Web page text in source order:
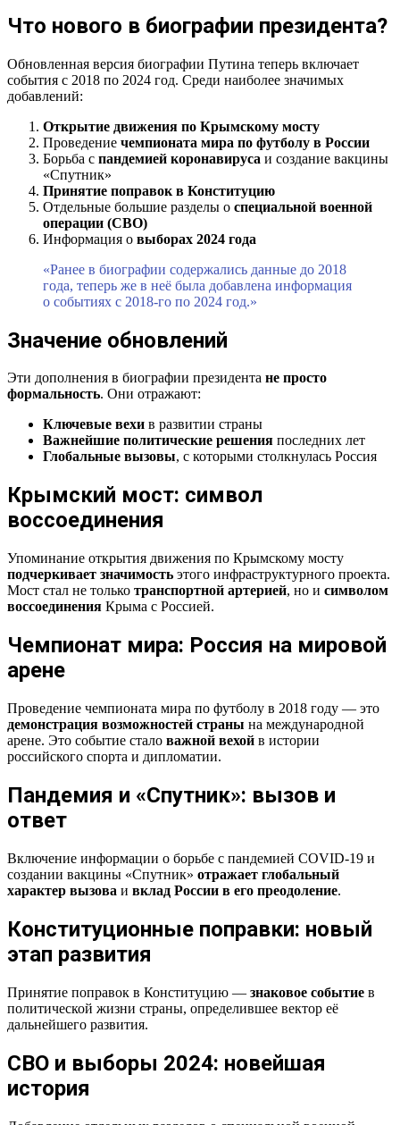
Конституционные поправки: новый этап развития
СВО и выборы 2024: новейшая история
Заключение: биография как отражение эпохи
Что нового в биографии президента?
Обновленная версия биографии Путина теперь включает
события с 2018 по 2024 год. Среди наиболее значимых
добавлений:
Открытие движения по Крымскому мосту
Проведение чемпионата мира по футболу в России
Борьба с пандемией коронавируса и создание вакцины
«Спутник»
Принятие поправок в Конституцию
Отдельные большие разделы о специальной военной
операции (СВО)
Информация о выборах 2024 года
«Ранее в биографии содержались данные до 2018
года, теперь же в неё была добавлена информация
о событиях с 2018-го по 2024 год.»
Значение обновлений
Эти дополнения в биографии президента не просто
формальность. Они отражают:
Ключевые вехи в развитии страны
Важнейшие политические решения последних лет
Глобальные вызовы, с которыми столкнулась Россия
Крымский мост: символ
воссоединения
Упоминание открытия движения по Крымскому мосту
подчеркивает значимость этого инфраструктурного проекта.
Мост стал не только транспортной артерией, но и символом
воссоединения Крыма с Россией.
Чемпионат мира: Россия на мировой
арене
Проведение чемпионата мира по футболу в 2018 году — это
демонстрация возможностей страны на международной
арене. Это событие стало важной вехой в истории
российского спорта и дипломатии.
Пандемия и «Спутник»: вызов и
ответ
Включение информации о борьбе с пандемией COVID-19 и
создании вакцины «Спутник» отражает глобальный
характер вызова и вклад России в его преодоление.
Конституционные поправки: новый
этап развития
Принятие поправок в Конституцию — знаковое событие в
политической жизни страны, определившее вектор её
дальнейшего развития.
СВО и выборы 2024: новейшая
история